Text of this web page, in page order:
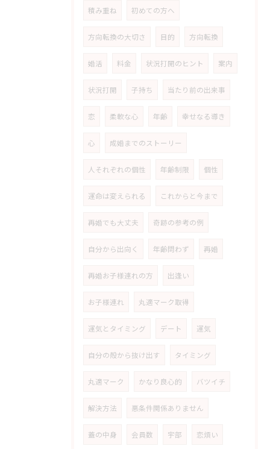
積み重ね 初めての方へ
方向転換の大切さ 目的 方向転換
婚活 料金 状況打開のヒント 案内
状況打開 子持ち 当たり前の出来事
恋 柔軟な心 年齢 幸せなる導き
心 成婚までのストーリー
人それぞれの個性 年齢制限 個性
運命は変えられる これからと今まで
再婚でも大丈夫 奇跡の参考の例
自分から出向く 年齢問わず 再婚
再婚お子様連れの方 出逢い
お子様連れ 丸適マーク取得
運気とタイミング デート 運気
自分の殻から抜け出す タイミング
丸適マーク かなり良心的 バツイチ
解決方法 悪条件関係ありません
蓋の中身 会員数 宇部 恋煩い